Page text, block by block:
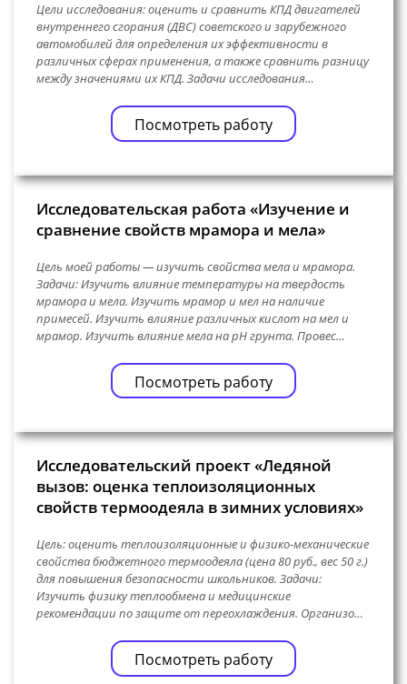
Цели исследования: оценить и сравнить КПД двигателей
внутреннего сгорания (ДВС) советского и зарубежного
автомобилей для определения их эффективности в
различных сферах применения, а также сравнить разницу
между значениями их КПД. Задачи исследования…
Посмотреть работу
Исследовательская работа «Изучение и
сравнение свойств мрамора и мела»
Цель моей работы — изучить свойства мела и мрамора.
Задачи: Изучить влияние температуры на твердость
мрамора и мела. Изучить мрамор и мел на наличие
примесей. Изучить влияние различных кислот на мел и
мрамор. Изучить влияние мела на pH грунта. Провес…
Посмотреть работу
Исследовательский проект «Ледяной
вызов: оценка теплоизоляционных
свойств термоодеяла в зимних условиях»
Цель: оценить теплоизоляционные и физико-механические
свойства бюджетного термоодеяла (цена 80 руб., вес 50 г.)
для повышения безопасности школьников. Задачи:
Изучить физику теплообмена и медицинские
рекомендации по защите от переохлаждения. Организо…
Посмотреть работу